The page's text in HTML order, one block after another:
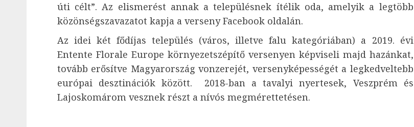
úti célt”. Az elismerést annak a településnek ítélik oda, amelyik a legtöbb
közönségszavazatot kapja a verseny Facebook oldalán.
Az idei két fődíjas település (város, illetve falu kategóriában) a 2019. évi
Entente Florale Europe környezetszépítő versenyen képviseli majd hazánkat,
tovább erősítve Magyarország vonzerejét, versenyképességét a legkedveltebb
európai desztinációk között. 2018-ban a tavalyi nyertesek, Veszprém és
Lajoskomárom vesznek részt a nívós megmérettetésen.